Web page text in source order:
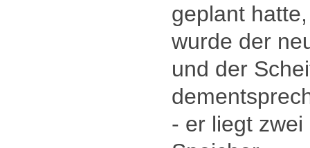
geplant hatte,
wurde der
und der
- er liegt